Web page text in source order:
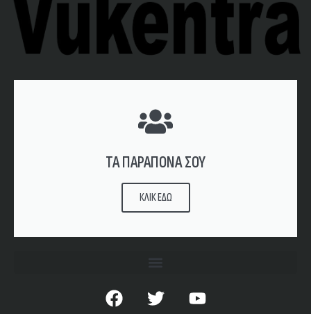
ΤΑ ΠΑΡΑΠΟΝΑ ΣΟΥ
ΚΛΙΚ ΕΔΩ